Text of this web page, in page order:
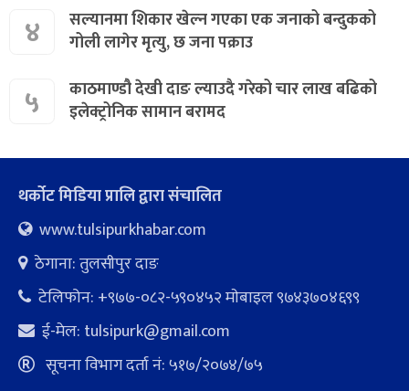
४
सल्यानमा शिकार खेल्न गएका एक जनाको बन्दुकको
गोली लागेर मृत्यु, छ जना पक्राउ
५
काठमाण्डौ देखी दाङ ल्याउदै गरेको चार लाख बढिको
इलेक्ट्रोनिक सामान बरामद
थर्कोट मिडिया प्रालि द्वारा संचालित
www.tulsipurkhabar.com
ठेगाना: तुलसीपुर दाङ
टेलिफोन: +९७७-०८२-५९०४५२ माेबाइल ९७४३७०४६९९
ई-मेल: tulsipurk@gmail.com
सूचना विभाग दर्ता नं: ५१७/२०७४/७५